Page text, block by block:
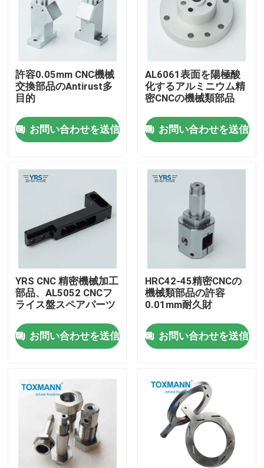
家
工場旅行
品質管理
私達に連絡しなさい
ニュース
場合
精密によって機械で造られる部品
CNCは部品を機械で造った
許容0.05mm CNC機械
交換部品のAntirust多
目的
お問い合わせを送信
AL6061表面を陽極酸
化するアルミニウム精
密CNCの機械類部品
お問い合わせを送信
YRS CNC 精密機械加工
部品、AL5052 CNCフ
ライス盤スペアパーツ
お問い合わせを送信
HRC42-45精密CNCの
機械類部品の許容
0.01mm耐久財
お問い合わせを送信